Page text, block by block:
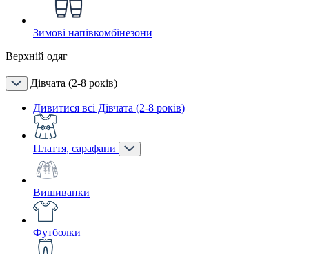
Зимові напівкомбінезони
Верхній одяг
Дівчата (2-8 років)
Дивитися всі Дівчата (2-8 років)
Плаття, сарафани
Вишиванки
Футболки